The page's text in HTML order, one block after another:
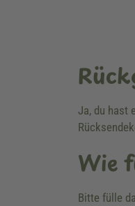
Ja, du hast
Wie
Bitte fülle